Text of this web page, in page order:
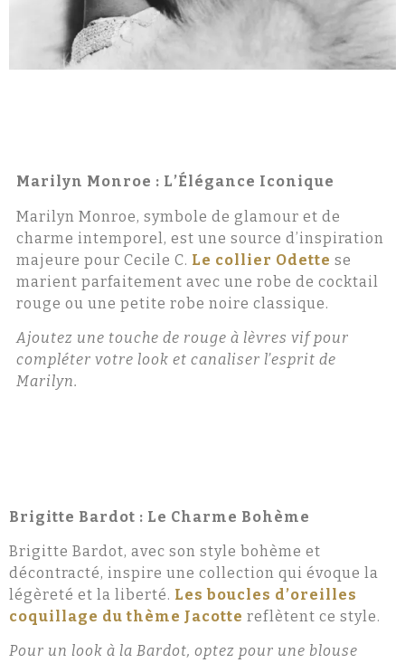
Marilyn Monroe : L’Élégance Iconique
Marilyn Monroe, symbole de glamour et de
charme intemporel, est une source d’inspiration
majeure pour Cecile C. Le collier Odette se
marient parfaitement avec une robe de cocktail
rouge ou une petite robe noire classique.
Ajoutez une touche de rouge à lèvres vif pour
compléter votre look et canaliser l’esprit de
Marilyn.
Brigitte Bardot : Le Charme Bohème
Brigitte Bardot, avec son style bohème et
décontracté, inspire une collection qui évoque la
légèreté et la liberté. Les boucles d’oreilles
coquillage du thème Jacotte reflètent ce style.
Pour un look à la Bardot, optez pour une blouse